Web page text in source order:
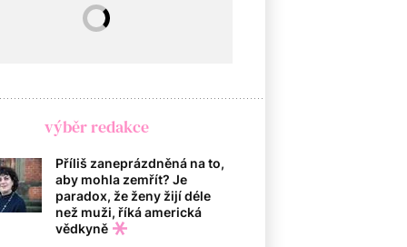
výběr redakce
Příliš zaneprázdněná na to,
aby mohla zemřít? Je
paradox, že ženy žijí déle
než muži, říká americká
vědkyně